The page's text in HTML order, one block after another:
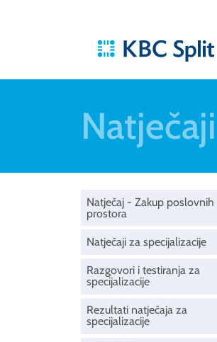
Natječaji
Natječaj - Zakup poslovnih
prostora
Natječaji za specijalizacije
Razgovori i testiranja za
specijalizacije
Rezultati natječaja za
specijalizacije